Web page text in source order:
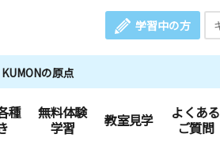
学習中の方
KUMONの原点
種
無料体験
学習
教室見学
よくある
ご質問